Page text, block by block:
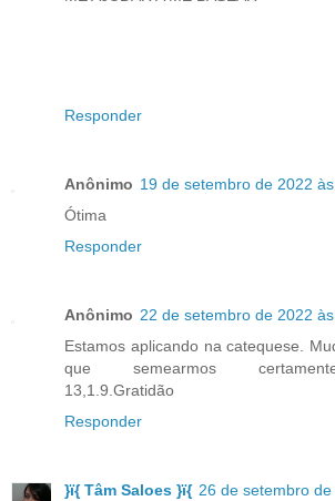
Responder
Anônimo 19 de setembro de 2022
Ótima
Responder
Anônimo 22 de setembro de 2022
Estamos aplicando na catequese.
que semearmos
13,1.9.Gratidão
Responder
}ï{ Tâm Saloes }ï{ 26 de setembro